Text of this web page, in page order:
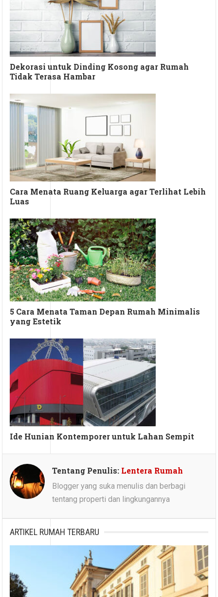
Dekorasi untuk Dinding Kosong agar Rumah
Tidak Terasa Hambar
Cara Menata Ruang Keluarga agar Terlihat Lebih
Luas
5 Cara Menata Taman Depan Rumah Minimalis
yang Estetik
Ide Hunian Kontemporer untuk Lahan Sempit
Tentang Penulis: Lentera Rumah
Blogger yang suka menulis dan berbagi
tentang properti dan lingkungannya
ARTIKEL RUMAH TERBARU